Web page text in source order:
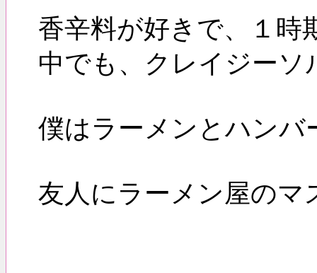
香辛料が好きで、１時
中でも、クレイジー
僕はラーメンとハンバ
友人にラーメン屋のマ